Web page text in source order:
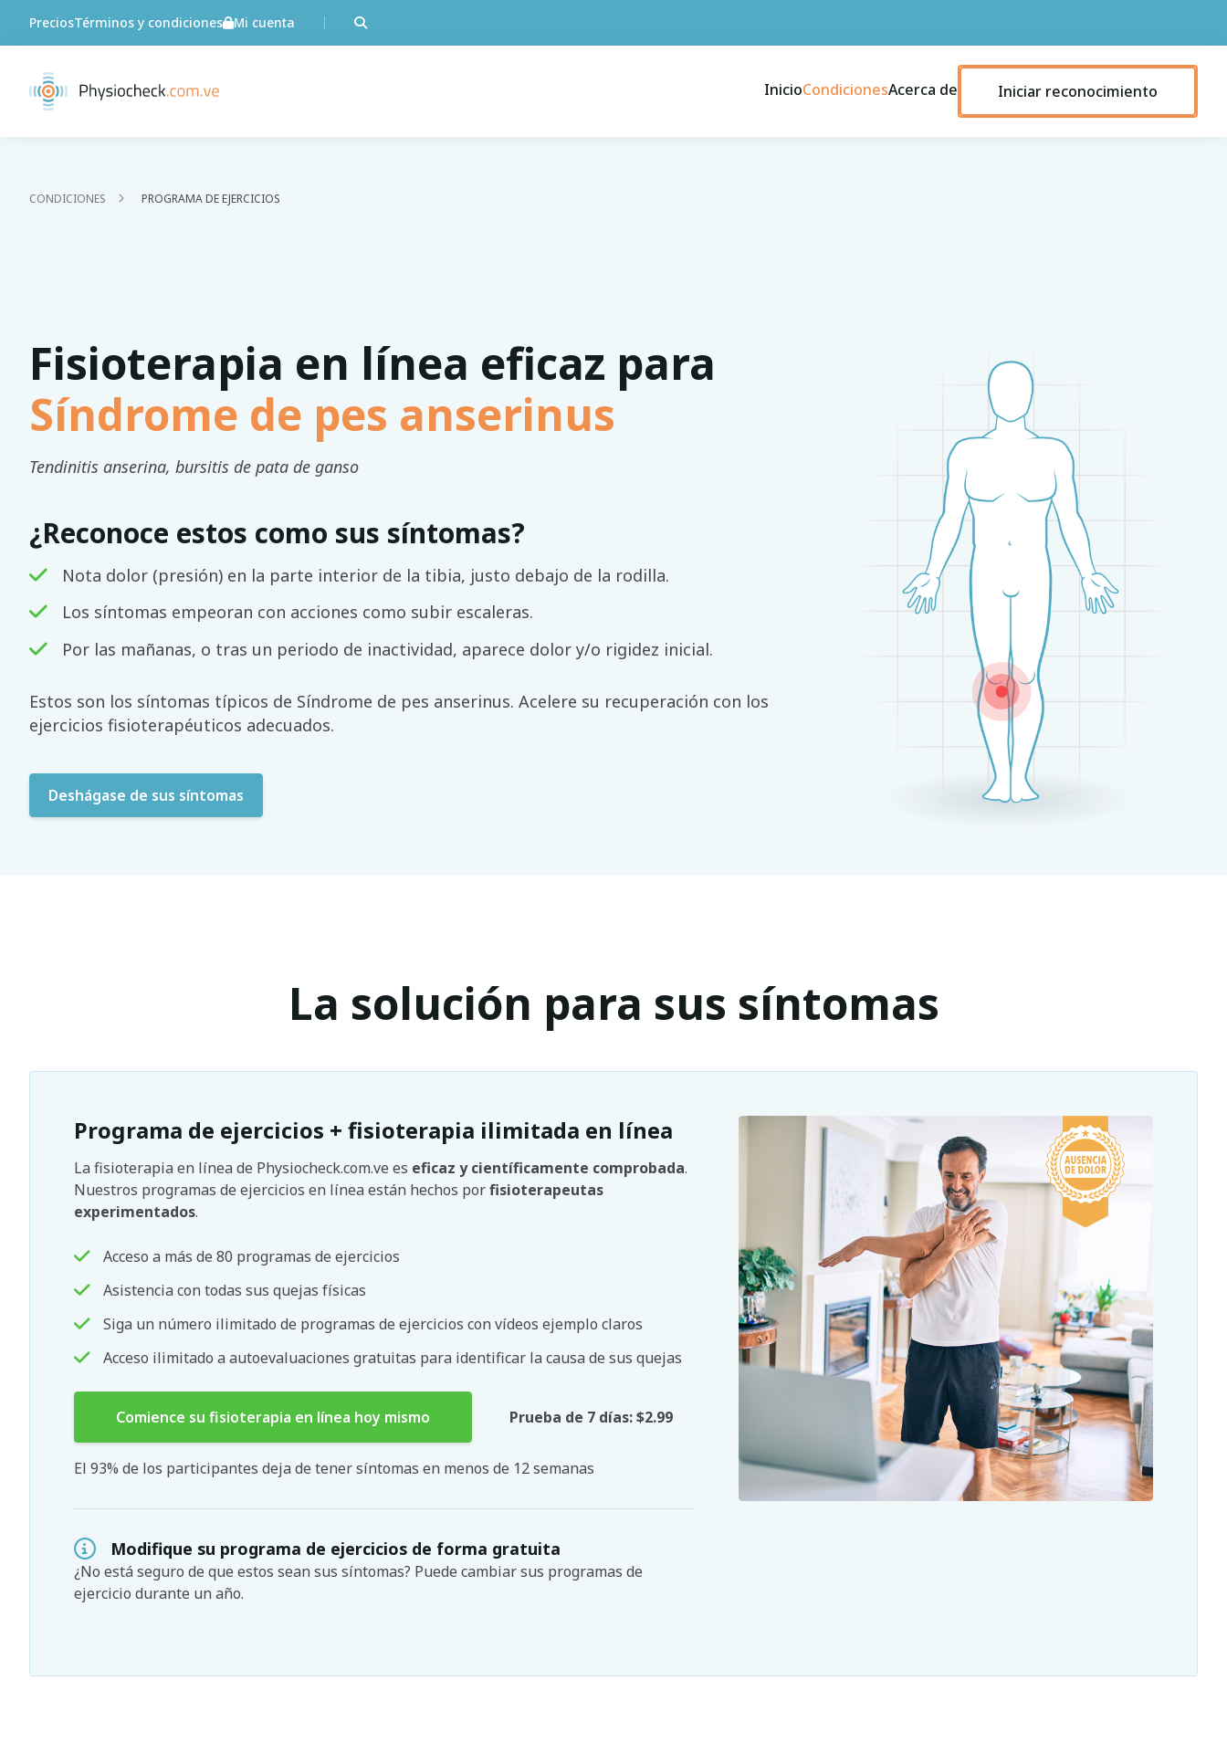
PreciosTérminos y condiciones Mi cuenta
InicioCondicionesAcerca de Iniciar reconocimiento
CONDICIONES PROGRAMA DE EJERCICIOS
Fisioterapia en línea eficaz para
Síndrome de pes anserinus
Tendinitis anserina, bursitis de pata de ganso
¿Reconoce estos como sus síntomas?
Nota dolor (presión) en la parte interior de la tibia, justo debajo de la rodilla.
Los síntomas empeoran con acciones como subir escaleras.
Por las mañanas, o tras un periodo de inactividad, aparece dolor y/o rigidez inicial.
Estos son los síntomas típicos de Síndrome de pes anserinus. Acelere su recuperación con los
ejercicios fisioterapéuticos adecuados.
Deshágase de sus síntomas
La solución para sus síntomas
Programa de ejercicios + fisioterapia ilimitada en línea
La fisioterapia en línea de Physiocheck.com.ve es eficaz y científicamente comprobada.
Nuestros programas de ejercicios en línea están hechos porfisioterapeutas
experimentados.
Acceso a más de 80 programas de ejercicios
Asistencia con todas sus quejas físicas
Siga un número ilimitado de programas de ejercicios con vídeos ejemplo claros
Acceso ilimitado a autoevaluaciones gratuitas para identificar la causa de sus quejas
Comience su fisioterapia en línea hoy mismo Prueba de 7 días: $2.99
El 93% de los participantes deja de tener síntomas en menos de 12 semanas
Modifique su programa de ejercicios de forma gratuita
¿No está seguro de que estos sean sus síntomas? Puede cambiar sus programas de
ejercicio durante un año.